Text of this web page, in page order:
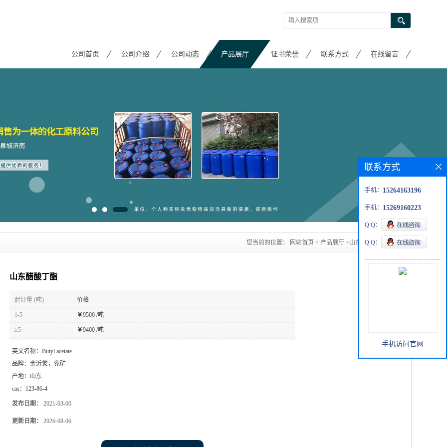
公司首页 公司介绍 公司动态 产品展厅 证书荣誉 联系方式 在线留言
您当前的位置： 网站首页 > 产品展厅 >山东醋酸丁酯
山东醋酸丁酯
起订量 (吨) 价格
1-5 ￥9500 /吨
≥5 ￥9400 /吨
英文名称： Butyl acetate
品牌： 金沂蒙，兖矿
产地： 山东
cas： 123-86-4
发布日期： 2021-03-06
更新日期： 2026-08-06
联系方式
手机： 15264163196
手机： 15269160223
Q Q：
Q Q：
手机访问官网